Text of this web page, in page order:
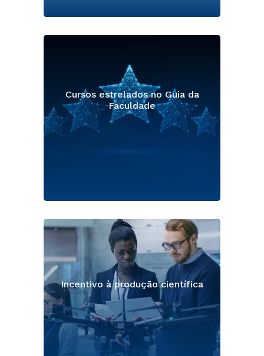
Cursos estrelados no Guia da
Faculdade
Incentivo à produção científica